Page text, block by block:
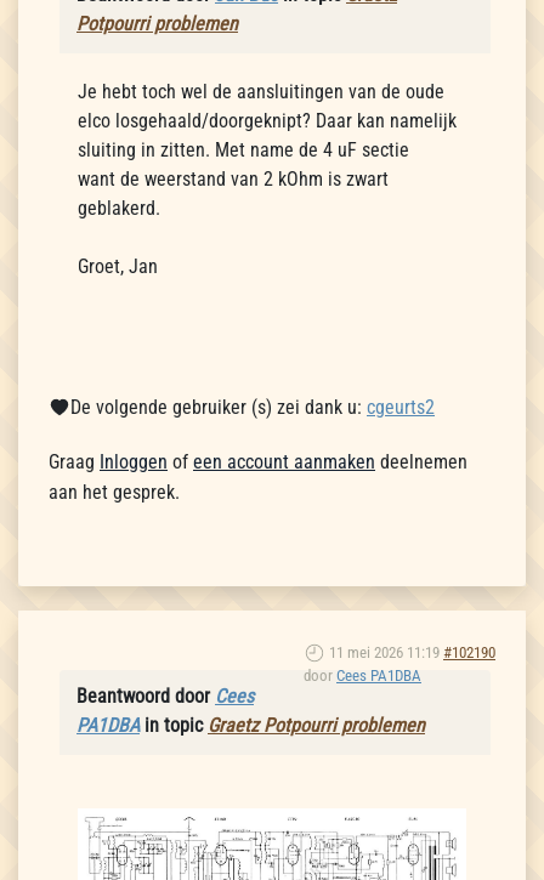
Potpourri problemen
Je hebt toch wel de aansluitingen van de oude
elco losgehaald/doorgeknipt? Daar kan namelijk
sluiting in zitten. Met name de 4 uF sectie
want de weerstand van 2 kOhm is zwart
geblakerd.
Groet, Jan
De volgende gebruiker (s) zei dank u: cgeurts2
Graag Inloggen of een account aanmaken deelnemen
aan het gesprek.
11 mei 2026 11:19 #102190
door Cees PA1DBA
Beantwoord door Cees
PA1DBAin topic Graetz Potpourri problemen